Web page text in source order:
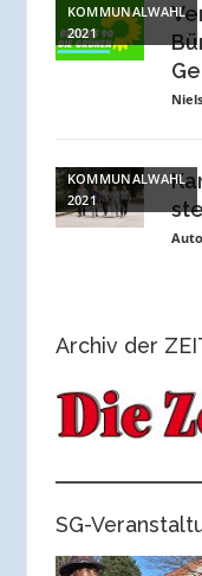
KOMMUNALWAHL
2021
KOMMUNALWAHL
2021
Archiv der
SG-